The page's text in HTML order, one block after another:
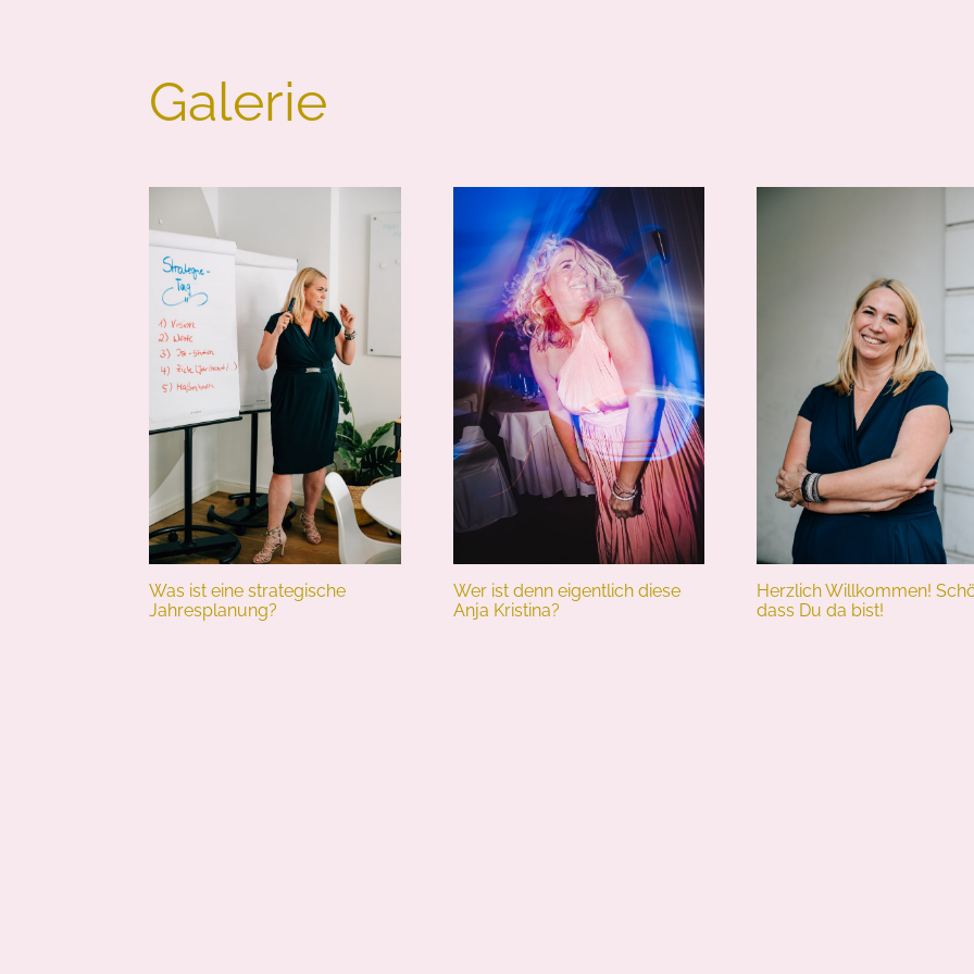
Galerie
Was ist eine strategische
Jahresplanung?
Wer ist denn eigentlich diese
Anja Kristina?
Herzlich Willkommen!
dass Du da bist!